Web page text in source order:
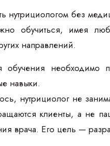
нутрициологом без
обучиться, имея
направлений.
необходимо
навыки.
нутрициолог не
клиенты, а не
врача. Его цель —